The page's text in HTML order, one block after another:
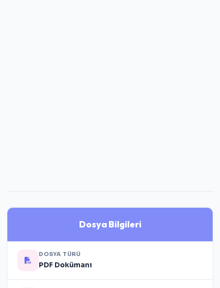
Dosya Bilgileri
DOSYA TÜRÜ
PDF Dokümanı